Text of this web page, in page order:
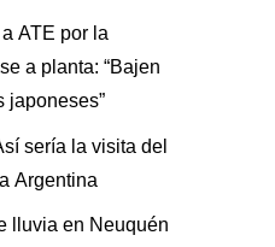
ATE por la
a planta: “Bajen
japoneses”
sería la visita del
Argentina
lluvia en Neuquén